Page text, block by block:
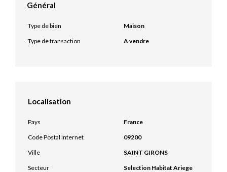
Général
Type de bien
Maison
Type de transaction
A vendre
Localisation
Pays
France
Code Postal Internet
09200
Ville
SAINT GIRONS
Secteur
Selection Habitat Ariege